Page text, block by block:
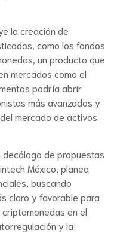
la creación de
como los fondos
un producto que
mercados como el
podría abrir
más avanzados y
mercado de activos
de propuestas
México, planea
buscando
claro y favorable para
en el
y la